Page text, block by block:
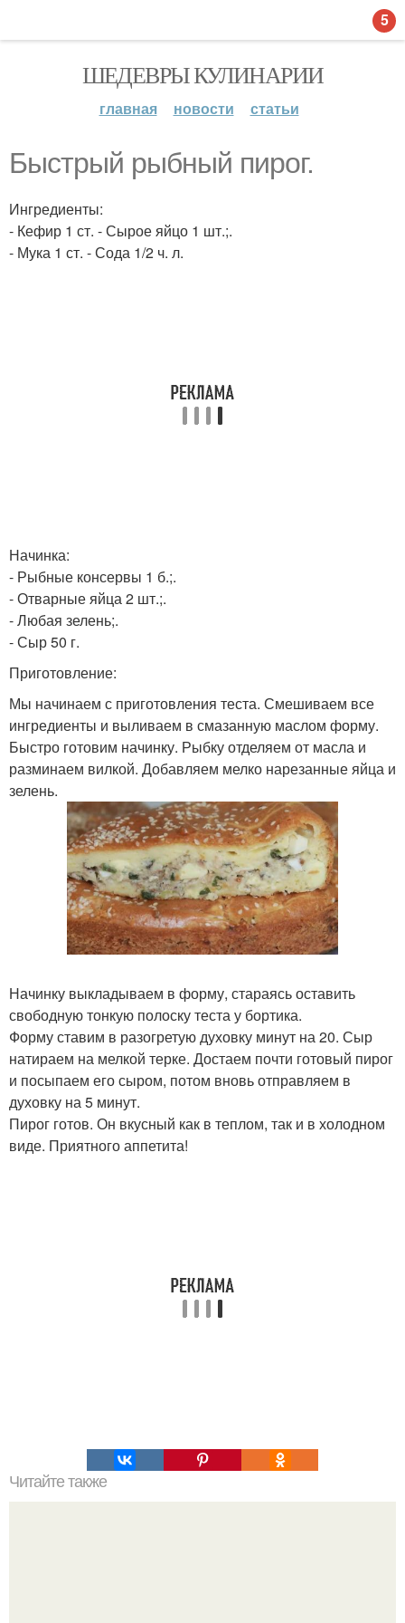
ШЕДЕВРЫ КУЛИНАРИИ
главная новости статьи
Быстрый рыбный пирог.
Ингредиенты:
- Кефир 1 ст. - Сырое яйцо 1 шт.;.
- Мука 1 ст. - Сода 1/2 ч. л.
Начинка:
- Рыбные консервы 1 б.;.
- Отварные яйца 2 шт.;.
- Любая зелень;.
- Сыр 50 г.
Приготовление:
Мы начинаем с приготовления теста. Смешиваем все
ингредиенты и выливаем в смазанную маслом форму.
Быстро готовим начинку. Рыбку отделяем от масла и
разминаем вилкой. Добавляем мелко нарезанные яйца и
зелень.
Начинку выкладываем в форму, стараясь оставить
свободную тонкую полоску теста у бортика.
Форму ставим в разогретую духовку минут на 20. Сыр
натираем на мелкой терке. Достаем почти готовый пирог
и посыпаем его сыром, потом вновь отправляем в
духовку на 5 минут.
Пирог готов. Он вкусный как в теплом, так и в холодном
виде. Приятного аппетита!
Читайте также
5